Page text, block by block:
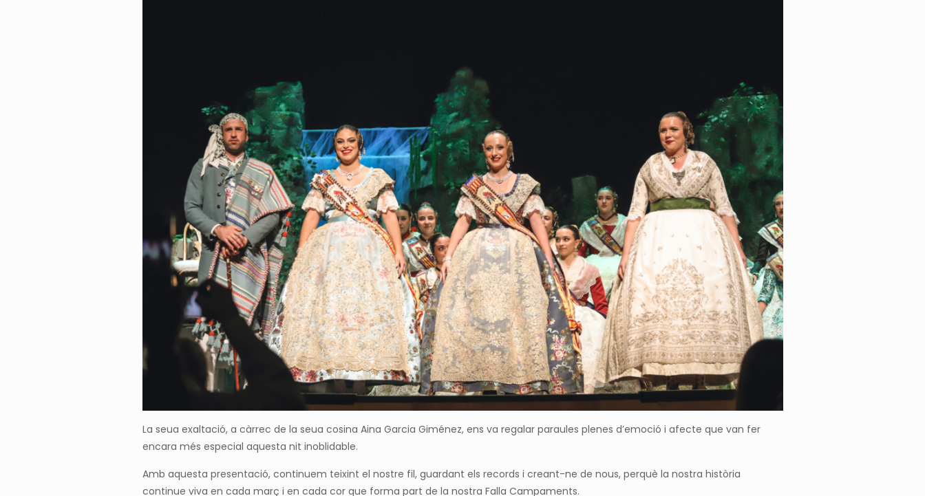
La seua exaltació, a càrrec de la seua cosina Aina Garcia Giménez, ens va regalar paraules plenes d’emoció i afecte que van fer
encara més especial aquesta nit inoblidable.
Amb aquesta presentació, continuem teixint el nostre fil, guardant els records i creant-ne de nous, perquè la nostra història
continue viva en cada març i en cada cor que forma part de la nostra Falla Campaments.